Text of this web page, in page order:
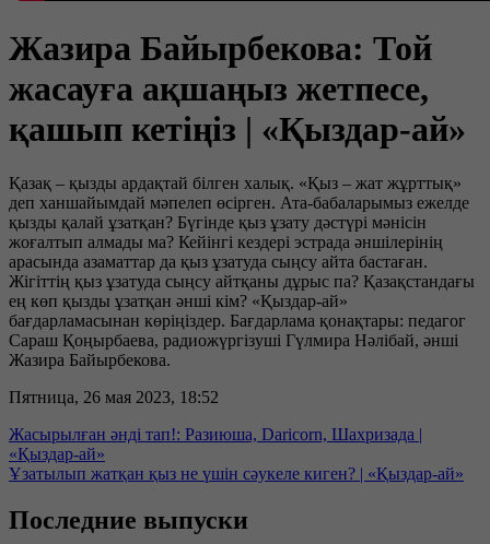
Жазира Байырбекова: Той
жасауға ақшаңыз жетпесе,
қашып кетіңіз | «Қыздар-ай»
Қазақ – қызды ардақтай білген халық. «Қыз – жат жұрттық»
деп ханшайымдай мәпелеп өсірген. Ата-бабаларымыз ежелде
қызды қалай ұзатқан? Бүгінде қыз ұзату дәстүрі мәнісін
жоғалтып алмады ма? Кейінгі кездері эстрада әншілерінің
арасында азаматтар да қыз ұзатуда сыңсу айта бастаған.
Жігіттің қыз ұзатуда сыңсу айтқаны дұрыс па? Қазақстандағы
ең көп қызды ұзатқан әнші кім? «Қыздар-ай»
бағдарламасынан көріңіздер. Бағдарлама қонақтары: педагог
Сараш Қоңырбаева, радиожүргізуші Гүлмира Нәлібай, әнші
Жазира Байырбекова.
Пятница, 26 мая 2023, 18:52
Жасырылған әнді тап!: Разиюша, Daricorn, Шахризада |
«Қыздар-ай»
Ұзатылып жатқан қыз не үшін сәукеле киген? | «Қыздар-ай»
Последние выпуски